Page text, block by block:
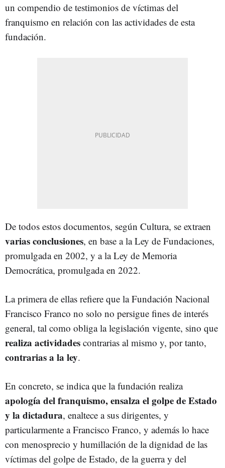
un compendio de testimonios de víctimas del
franquismo en relación con las actividades de esta
fundación.
De todos estos documentos, según Cultura, se extraen
varias conclusiones, en base a la Ley de Fundaciones,
promulgada en 2002, y a la Ley de Memoria
Democrática, promulgada en 2022.
La primera de ellas refiere que la Fundación Nacional
Francisco Franco no solo no persigue fines de interés
general, tal como obliga la legislación vigente, sino que
realiza actividades contrarias al mismo y, por tanto,
contrarias a la ley.
En concreto, se indica que la fundación realiza
apología del franquismo, ensalza el golpe de Estado
y la dictadura, enaltece a sus dirigentes, y
particularmente a Francisco Franco, y además lo hace
con menosprecio y humillación de la dignidad de las
víctimas del golpe de Estado, de la guerra y del